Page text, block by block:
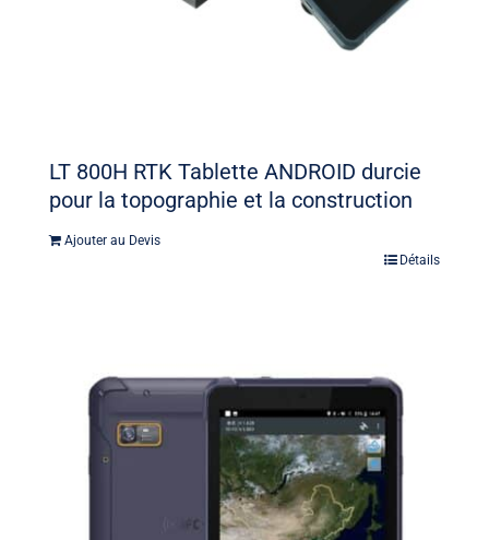
LT 800H RTK Tablette ANDROID durcie
pour la topographie et la construction
Ajouter au Devis
Détails